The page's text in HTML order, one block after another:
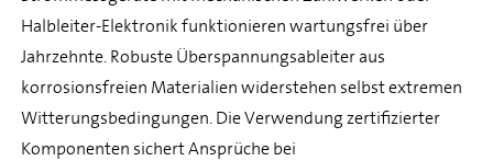
Halbleiter-Elektronik funktionieren wartungsfrei über
Jahrzehnte. Robuste Überspannungsableiter aus
korrosionsfreien Materialien widerstehen selbst extremen
Witterungsbedingungen. Die Verwendung zertifizierter
Komponenten sichert Ansprüche bei